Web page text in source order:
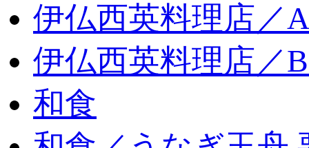
伊仏西英料理店／
伊仏西英料理店／
和食